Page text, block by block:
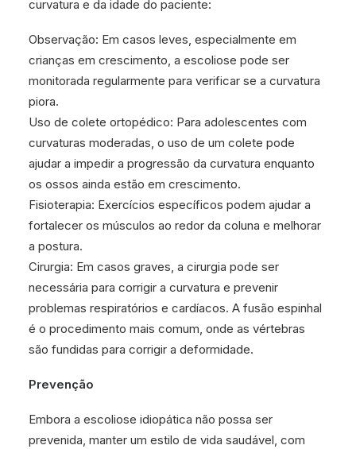
curvatura e da idade do paciente:
Observação: Em casos leves, especialmente em
crianças em crescimento, a escoliose pode ser
monitorada regularmente para verificar se a curvatura
piora.
Uso de colete ortopédico: Para adolescentes com
curvaturas moderadas, o uso de um colete pode
ajudar a impedir a progressão da curvatura enquanto
os ossos ainda estão em crescimento.
Fisioterapia: Exercícios específicos podem ajudar a
fortalecer os músculos ao redor da coluna e melhorar
a postura.
Cirurgia: Em casos graves, a cirurgia pode ser
necessária para corrigir a curvatura e prevenir
problemas respiratórios e cardíacos. A fusão espinhal
é o procedimento mais comum, onde as vértebras
são fundidas para corrigir a deformidade.
Prevenção
Embora a escoliose idiopática não possa ser
prevenida, manter um estilo de vida saudável, com